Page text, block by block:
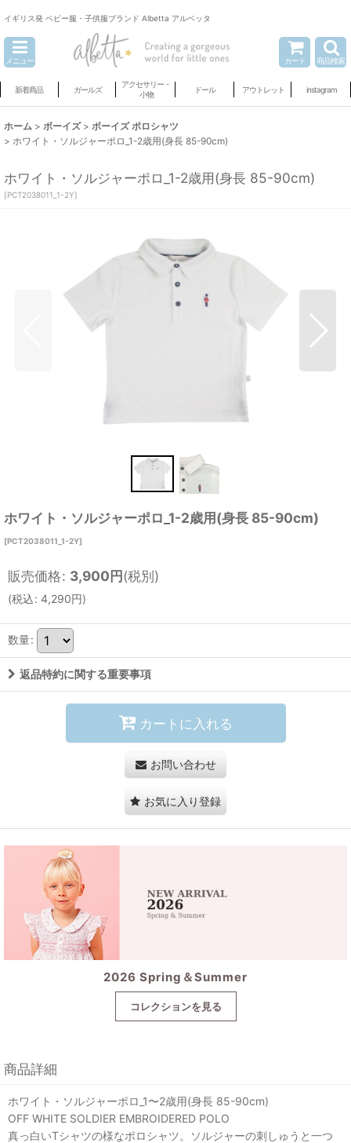
イギリス発 ベビー服・子供服ブランド Albetta アルベッタ
メニュー カート 商品検索
新着商品 ガールズ
アクセサリー・
小物
ドール アウトレット instagram
ホーム > ボーイズ > ボーイズ ポロシャツ
> ホワイト・ソルジャーポロ_1-2歳用(身長 85-90cm)
ホワイト・ソルジャーポロ_1-2歳用(身長 85-90cm)
[PCT2038011_1-2Y]
ホワイト・ソルジャーポロ_1-2歳用(身長 85-90cm)
[PCT2038011_1-2Y]
販売価格: 3,900円(税別)
(税込: 4,290円)
数量:
返品特約に関する重要事項
カートに入れる
お問い合わせ
お気に入り登録
2026 Spring＆Summer
コレクションを見る
商品詳細
ホワイト・ソルジャーポロ_1〜2歳用(身長 85-90cm)
OFF WHITE SOLDIER EMBROIDERED POLO
真っ白いTシャツの様なポロシャツ。ソルジャーの刺しゅうと一つ